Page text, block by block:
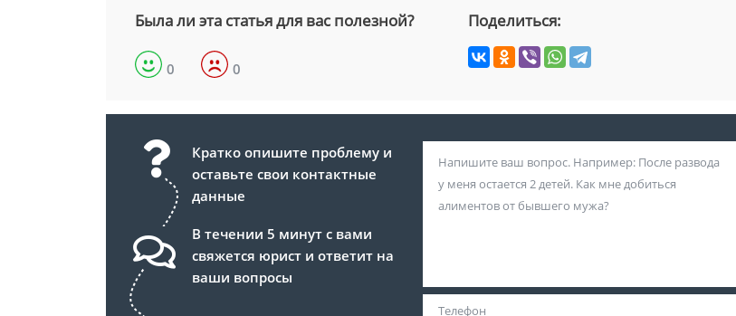
Была ли эта статья для вас полезной?
0 0
Поделиться:
Кратко опишите проблему и
оставьте свои контактные
данные
В течении 5 минут с вами
свяжется юрист и ответит на
ваши вопросы